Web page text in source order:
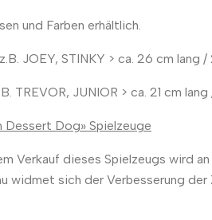
und Farben erhältlich.
JOEY, STINKY > ca. 26 cm lang /
TREVOR, JUNIOR > ca. 21 cm
Dog» Spielzeuge
Verkauf dieses Spielzeugs wird
widmet sich der Verbesserung